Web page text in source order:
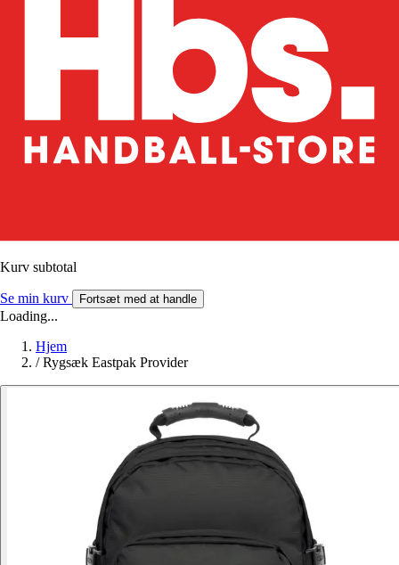
Kurv subtotal
Se min kurv Fortsæt med at handle
Loading...
Hjem
/ Rygsæk Eastpak Provider